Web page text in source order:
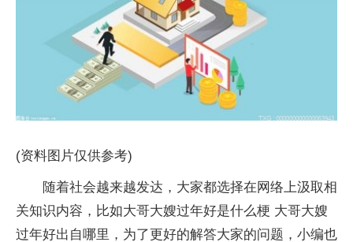
(资料图片仅供参考)
随着社会越来越发达，大家都选择在网络上汲取相
关知识内容，比如大哥大嫂过年好是什么梗 大哥大嫂
过年好出自哪里，为了更好的解答大家的问题，小编也